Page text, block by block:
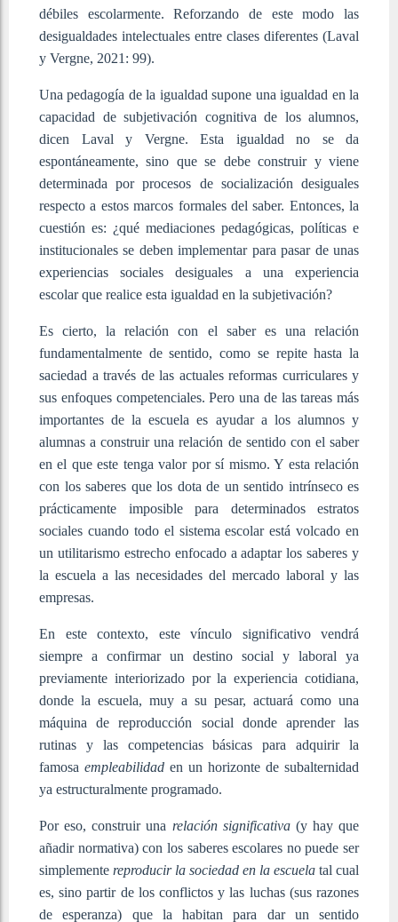
débiles escolarmente. Reforzando de este modo las
desigualdades intelectuales entre clases diferentes (Laval
y Vergne, 2021: 99).
Una pedagogía de la igualdad supone una igualdad en la
capacidad de subjetivación cognitiva de los alumnos,
dicen Laval y Vergne. Esta igualdad no se da
espontáneamente, sino que se debe construir y viene
determinada por procesos de socialización desiguales
respecto a estos marcos formales del saber. Entonces, la
cuestión es: ¿qué mediaciones pedagógicas, políticas e
institucionales se deben implementar para pasar de unas
experiencias sociales desiguales a una experiencia
escolar que realice esta igualdad en la subjetivación?
Es cierto, la relación con el saber es una relación
fundamentalmente de sentido, como se repite hasta la
saciedad a través de las actuales reformas curriculares y
sus enfoques competenciales. Pero una de las tareas más
importantes de la escuela es ayudar a los alumnos y
alumnas a construir una relación de sentido con el saber
en el que este tenga valor por sí mismo. Y esta relación
con los saberes que los dota de un sentido intrínseco es
prácticamente imposible para determinados estratos
sociales cuando todo el sistema escolar está volcado en
un utilitarismo estrecho enfocado a adaptar los saberes y
la escuela a las necesidades del mercado laboral y las
empresas.
En este contexto, este vínculo significativo vendrá
siempre a confirmar un destino social y laboral ya
previamente interiorizado por la experiencia cotidiana,
donde la escuela, muy a su pesar, actuará como una
máquina de reproducción social donde aprender las
rutinas y las competencias básicas para adquirir la
famosa empleabilidad en un horizonte de subalternidad
ya estructuralmente programado.
Por eso, construir una relación significativa(y hay que
añadir normativa) con los saberes escolares no puede ser
simplemente reproducir la sociedad en la escuela tal cual
es, sino partir de los conflictos y las luchas (sus razones
de esperanza) que la habitan para dar un sentido